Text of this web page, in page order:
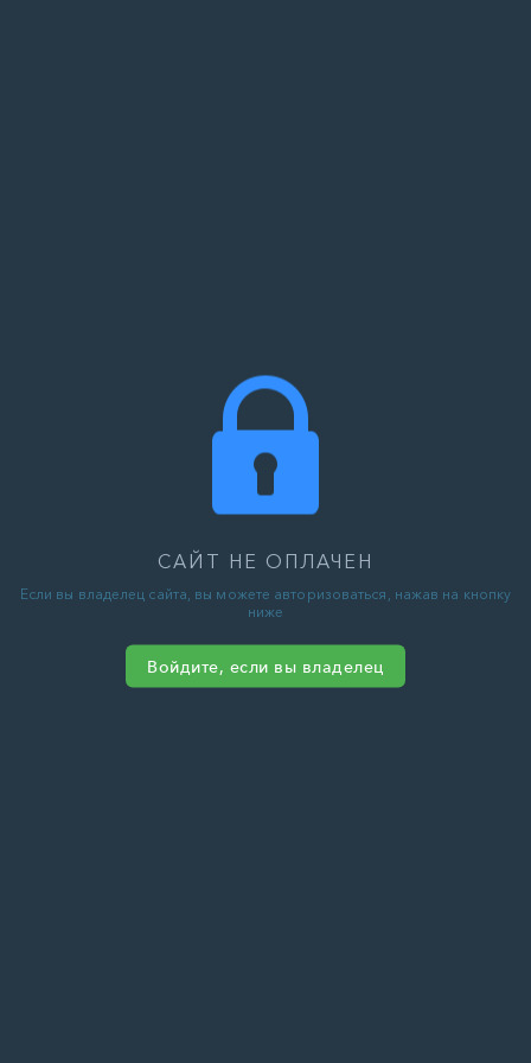
САЙТ НЕ ОПЛАЧЕН
Если вы владелец сайта, вы можете авторизоваться, нажав на кнопку
ниже
Войдите, если вы владелец